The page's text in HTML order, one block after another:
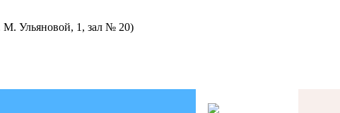
М. Ульяновой, 1, зал № 20)